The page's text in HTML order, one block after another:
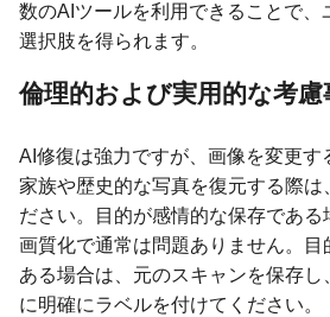
数のAIツールを利用できることで、
選択肢を得られます。
倫理的および実用的な考慮
AI修復は強力ですが、画像を変更す
家族や歴史的な写真を復元する際は
ださい。目的が感情的な保存であ
画質化で通常は問題ありません。
ある場合は、元のスキャンを保存
に明確にラベルを付けてください。